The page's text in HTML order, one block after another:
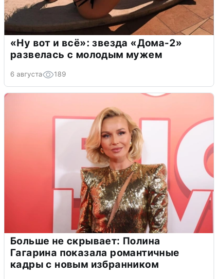
«Ну вот и всё»: звезда «Дома-2»
развелась с молодым мужем
6 августа 189
Больше не скрывает: Полина
Гагарина показала романтичные
кадры с новым избранником